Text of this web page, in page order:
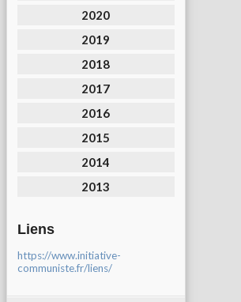
2020
2019
2018
2017
2016
2015
2014
2013
Liens
https://www.initiative-
communiste.fr/liens/